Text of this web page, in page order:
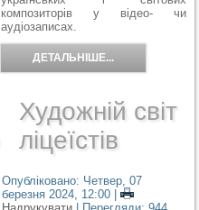
композиторів у відео- чи
аудіозаписах.
ДЕТАЛЬНІШЕ...
Художній світ
ліцеїстів
Опубліковано: Четвер, 07
березня 2024, 12:00|